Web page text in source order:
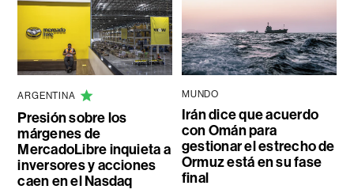
ARGENTINA
Presión sobre los
márgenes de
MercadoLibre inquieta a
inversores y acciones
caen en el Nasdaq
MUNDO
Irán dice que acuerdo
con Omán para
gestionar el estrecho de
Ormuz está en su fase
final